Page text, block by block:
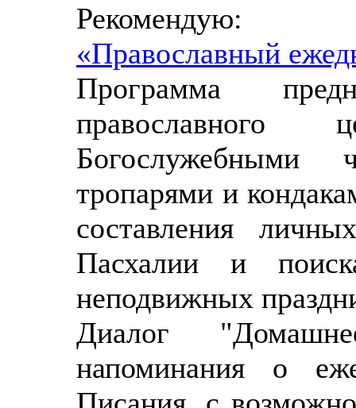
Рекомендую:
«Православный
Программа
православного
Богослужебными
тропарями и
составления
Пасхалии и
неподвижных
Диалог
напоминания о